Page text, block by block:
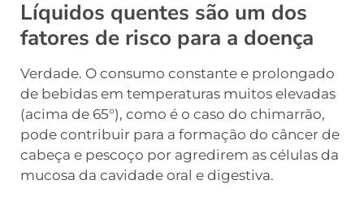
Líquidos quentes são um dos
fatores de risco para a doença
Verdade. O consumo constante e prolongado
de bebidas em temperaturas muitos elevadas
(acima de 65°), como é o caso do chimarrão,
pode contribuir para a formação do câncer de
cabeça e pescoço por agredirem as células da
mucosa da cavidade oral e digestiva.